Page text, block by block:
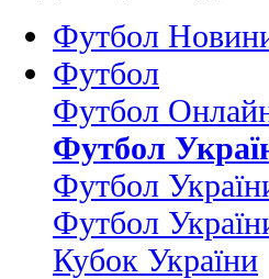
Футбол
Футбол
Футбол
Футбол
Футбол
Футбол
Кубок України